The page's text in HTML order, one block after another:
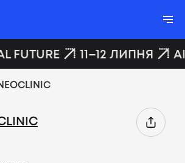
FUTURE 11–12 ЛИПНЯ